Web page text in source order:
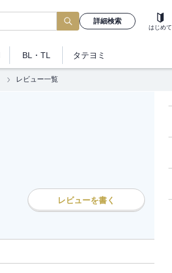
詳細検索
はじめて
BL・TL タテヨミ
レビュー一覧
レビューを書く